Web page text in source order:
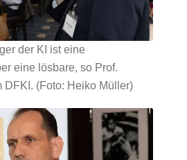
der KI ist eine
eine lösbare, so Prof.
DFKI. (Foto: Heiko Müller)